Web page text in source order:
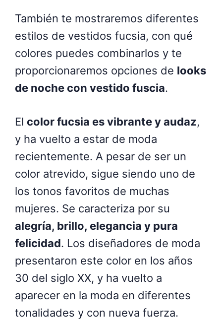
También te mostraremos diferentes
estilos de vestidos fucsia, con qué
colores puedes combinarlos y te
proporcionaremos opciones de looks
de noche con vestido fuscia.
El color fucsia es vibrante y audaz,
y ha vuelto a estar de moda
recientemente. A pesar de ser un
color atrevido, sigue siendo uno de
los tonos favoritos de muchas
mujeres. Se caracteriza por su
alegría, brillo, elegancia y pura
felicidad. Los diseñadores de moda
presentaron este color en los años
30 del siglo XX, y ha vuelto a
aparecer en la moda en diferentes
tonalidades y con nueva fuerza.